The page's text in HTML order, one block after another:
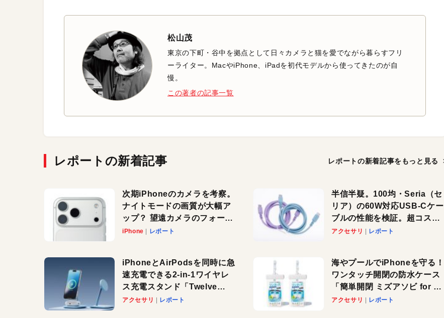
松山茂
東京の下町・谷中を拠点として日々カメラと猫を愛でながら暮らすフリ
ーライター。MacやiPhone、iPadを初代モデルから使ってきたのが自
慢。
この著者の記事一覧
レポートの新着記事 レポートの新着記事をもっと見る
次期iPhoneのカメラを考察。
ナイトモードの画質が大幅ア
ップ？ 望遠カメラのフォーカ
スがさらにシャープに？
iPhone レポート
半信半疑。100均・Seria（セ
リア）の60W対応USB-Cケー
ブルの性能を検証。超コスパ
の1本を発見か？
アクセサリ レポート
iPhoneとAirPodsを同時に急
速充電できる2-in-1ワイヤレ
ス充電スタンド「Twelve
South HiRise 2 Deluxe」が
アクセサリ レポート
海やプールでiPhoneを守る！
ワンタッチ開閉の防水ケース
「簡単開閉 ミズアソビ for ス
マホ」で夏のレジャーを満喫
アクセサリ レポート